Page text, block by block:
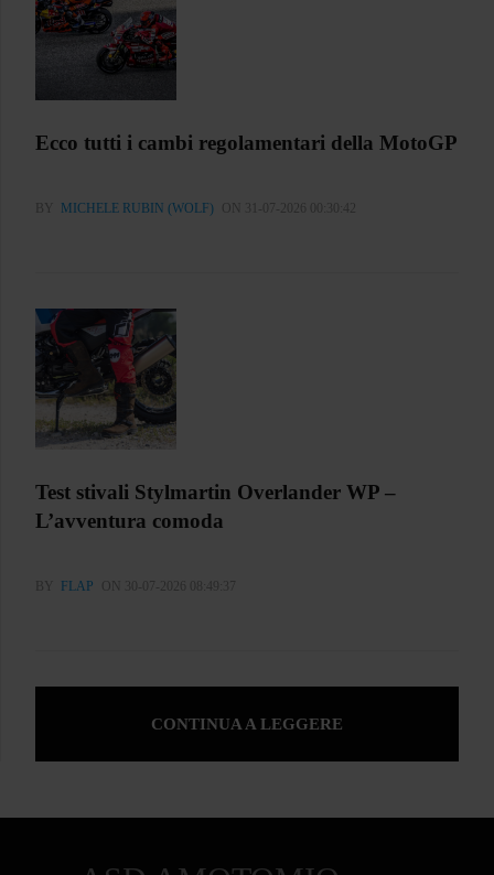
Ecco tutti i cambi regolamentari della MotoGP
BY MICHELE RUBIN (WOLF) ON 31-07-2026 00:30:42
Test stivali Stylmartin Overlander WP –
L’avventura comoda
BY FLAP ON 30-07-2026 08:49:37
CONTINUA A LEGGERE